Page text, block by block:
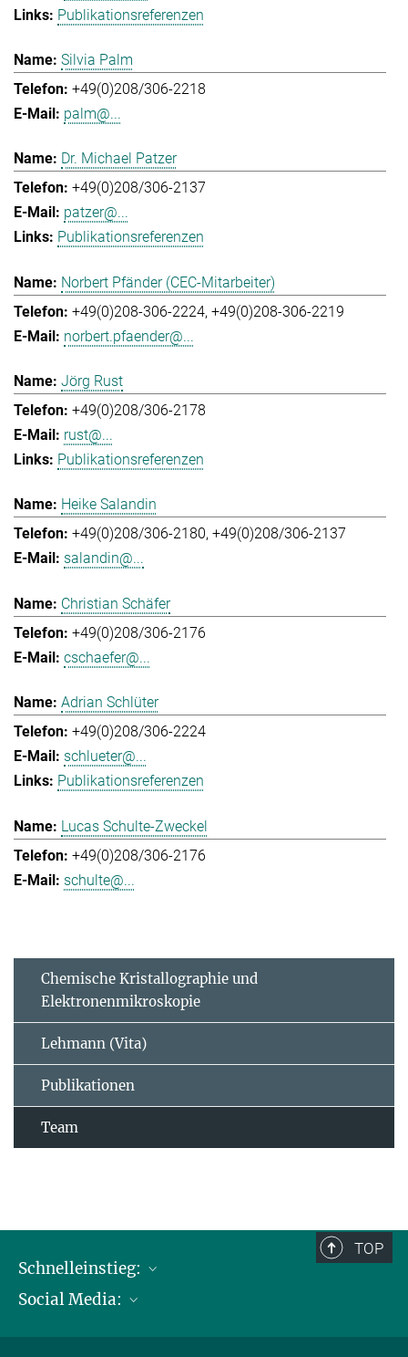
Publikationsreferenzen
Silvia Palm
+49(0)208/306-2218
palm@...
Dr. Michael Patzer
+49(0)208/306-2137
patzer@...
Publikationsreferenzen
Norbert Pfänder (CEC-Mitarbeiter)
+49(0)208-306-2224 +49(0)208-306-2219
norbert.pfaender@...
Jörg Rust
+49(0)208/306-2178
rust@...
Publikationsreferenzen
Heike Salandin
+49(0)208/306-2180 +49(0)208/306-2137
salandin@...
Christian Schäfer
+49(0)208/306-2176
cschaefer@...
Adrian Schlüter
+49(0)208/306-2224
schlueter@...
Publikationsreferenzen
Lucas Schulte-Zweckel
+49(0)208/306-2176
schulte@...
Chemische Kristallographie und
Elektronenmikroskopie
Lehmann (Vita)
Publikationen
Team
TOP
Schnelleinstieg:
Publikationen
Social Media: